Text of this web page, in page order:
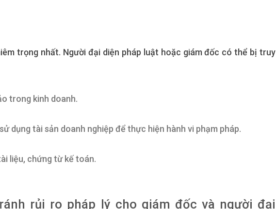
trọng nhất. Người đại diện pháp luật hoặc giám đốc có thể bị truy
trong kinh doanh.
dụng tài sản doanh nghiệp để thực hiện hành vi phạm pháp.
liệu, chứng từ kế toán.
rủi ro pháp lý cho giám đốc và người đại